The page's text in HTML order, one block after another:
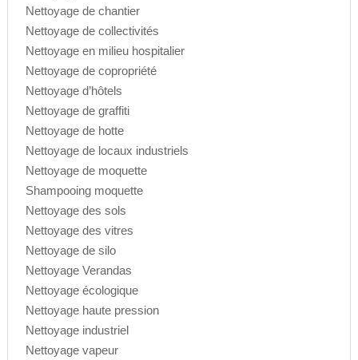
Nettoyage de chantier
Nettoyage de collectivités
Nettoyage en milieu hospitalier
Nettoyage de copropriété
Nettoyage d’hôtels
Nettoyage de graffiti
Nettoyage de hotte
Nettoyage de locaux industriels
Nettoyage de moquette
Shampooing moquette
Nettoyage des sols
Nettoyage des vitres
Nettoyage de silo
Nettoyage Verandas
Nettoyage écologique
Nettoyage haute pression
Nettoyage industriel
Nettoyage vapeur